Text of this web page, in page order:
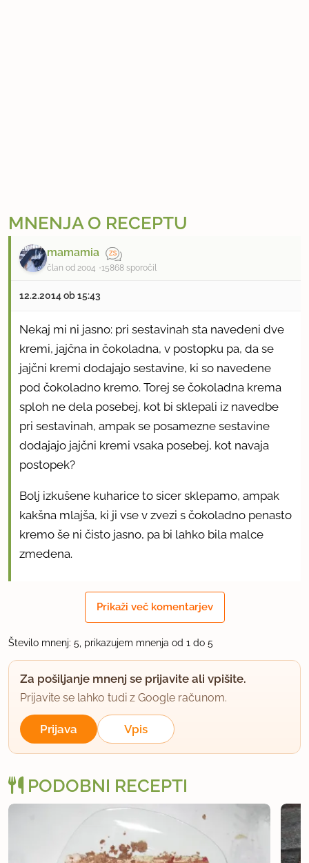
MNENJA O RECEPTU
mamamia
član od 2004 15868 sporočil
12.2.2014 ob 15:43
Nekaj mi ni jasno: pri sestavinah sta navedeni dve
kremi, jajčna in čokoladna, v postopku pa, da se
jajčni kremi dodajajo sestavine, ki so navedene
pod čokoladno kremo. Torej se čokoladna krema
sploh ne dela posebej, kot bi sklepali iz navedbe
pri sestavinah, ampak se posamezne sestavine
dodajajo jajčni kremi vsaka posebej, kot navaja
postopek?
Bolj izkušene kuharice to sicer sklepamo, ampak
kakšna mlajša, ki ji vse v zvezi s čokoladno penasto
kremo še ni čisto jasno, pa bi lahko bila malce
zmedena.
član od 2013 93 sporočil
12.2.2014 ob 16:42
Aha ok hvala za opozorilo, da ni dosti jasno
napisano. Sem spremenila recept, tako da je
postopek še bolj jasen.
uporabno
42 sporočil
Prikaži več komentarjev
Število mnenj: 5, prikazujem mnenja od 1 do 5
Za pošiljanje mnenj se prijavite ali vpišite.
Prijavite se lahko tudi z Google računom.
Prijava Vpis
PODOBNI RECEPTI